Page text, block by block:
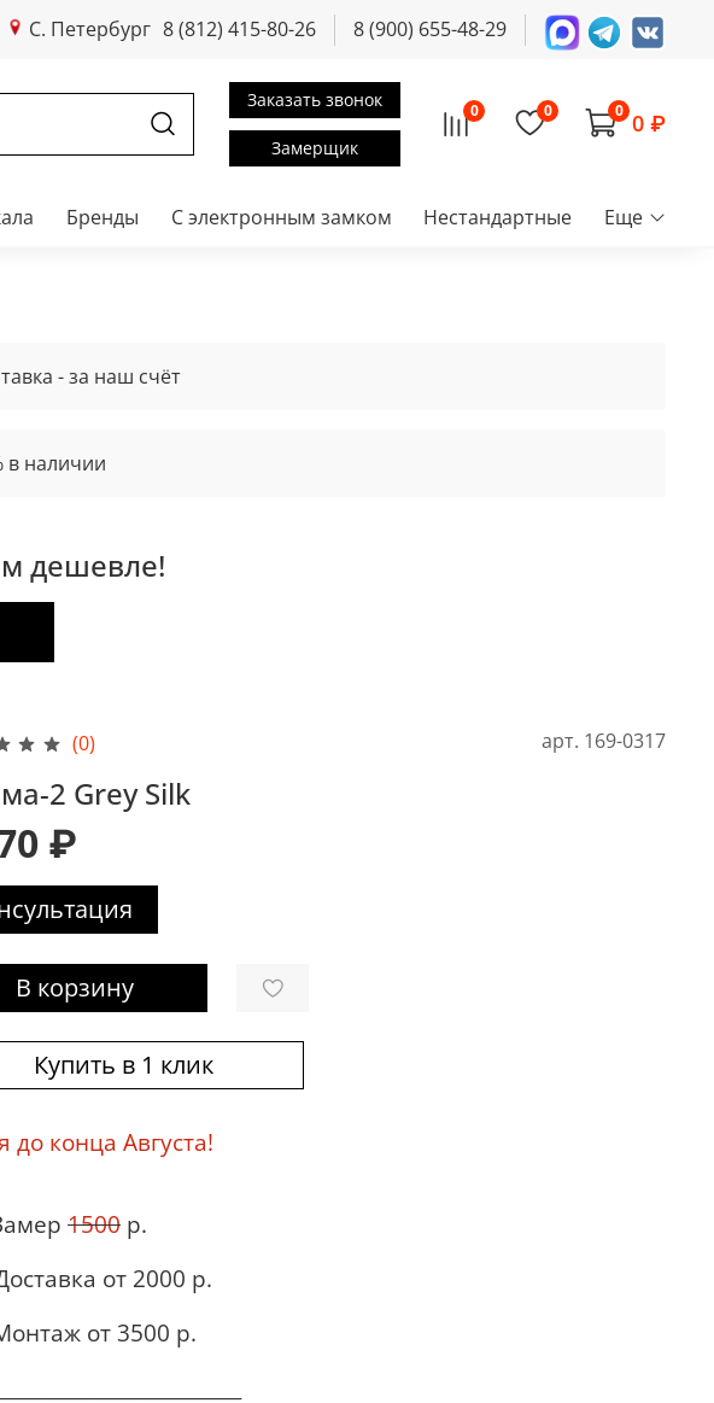
С. Петербург 8 (812) 415-80-26 8 (900) 655-48-29
Заказать звонок
Замерщик
0 0 0 0 ₽
Бренды С электронным замком Нестандартные Еще
- за наш счёт
в наличии
дешевле!
(0) арт. 169-0317
2 Grey Silk
₽
В корзину
Купить в 1 клик
до конца Августа!
1500 р.
от 2000 р.
от 3500 р.